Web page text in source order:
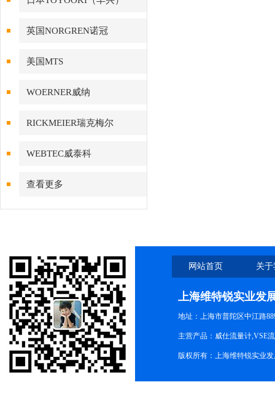
英国NORGREN诺冠
美国MTS
WOERNER威纳
RICKMEIER瑞克梅尔
WEBTEC威泰科
查看更多
网站首页 关
上海维特锐实业发
地址：上海市普陀区中江路
主营产品：威仕流量计,VSE
版权所有：上海维特锐实业